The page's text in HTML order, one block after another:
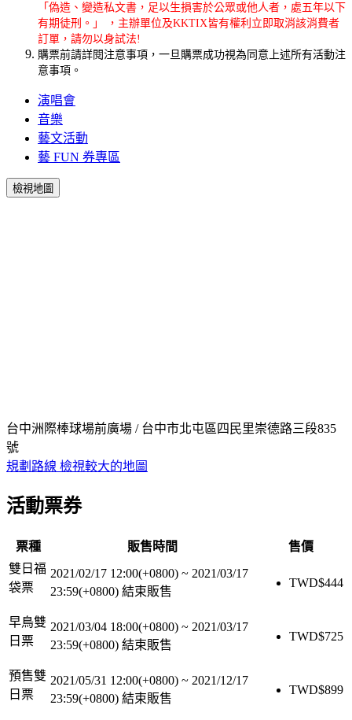
「偽造、變造私文書，足以生損害於公眾或他人者，處五年以下
有期徒刑。」 ，主辦單位及KKTIX皆有權利立即取消該消費者
訂單，請勿以身試法!
購票前請詳閱注意事項，一旦購票成功視為同意上述所有活動注
意事項。
演唱會
音樂
藝文活動
藝 FUN 券專區
檢視地圖
台中洲際棒球場前廣場 / 台中市北屯區四民里崇德路三段835
號
規劃路線 檢視較大的地圖
活動票券
票種 販售時間
售價
雙日福
袋票
2021/02/17 12:00(+0800) ~ 2021/03/17
23:59(+0800) 結束販售
TWD$444
早鳥雙
日票
2021/03/04 18:00(+0800) ~ 2021/03/17
23:59(+0800) 結束販售
TWD$725
預售雙
日票
2021/05/31 12:00(+0800) ~ 2021/12/17
23:59(+0800) 結束販售
TWD$899